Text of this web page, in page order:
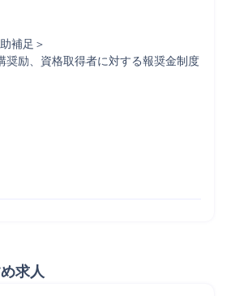
補足＞
奨励、資格取得者に対する報奨金制度
求人